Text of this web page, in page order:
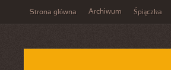
Strona główna Archiwum Śpiączka